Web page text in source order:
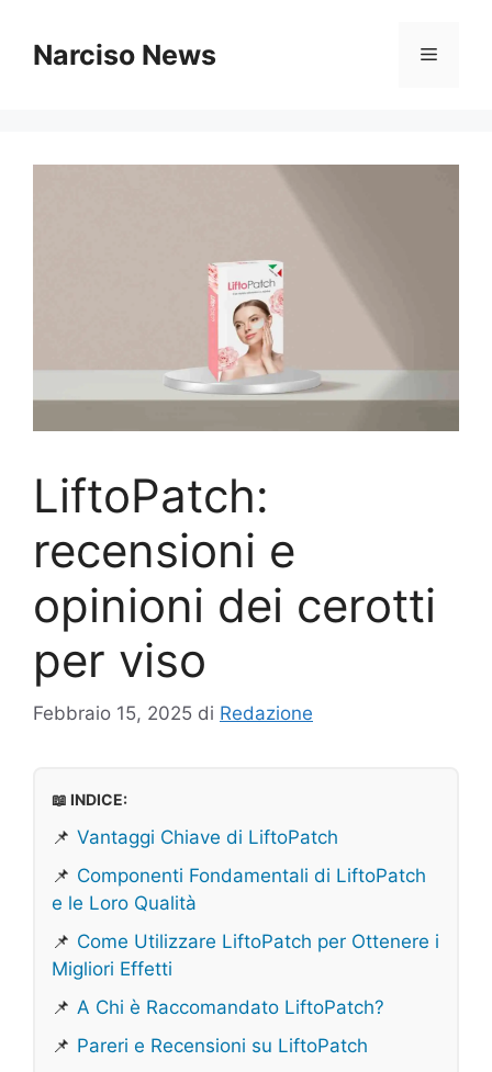
contenuto
Narciso News Menu
LiftoPatch:
recensioni e
opinioni dei cerotti
per viso
Febbraio 15, 2025 di Redazione
📖 INDICE:
📌 Vantaggi Chiave di LiftoPatch
📌 Componenti Fondamentali di LiftoPatch
e le Loro Qualità
📌 Come Utilizzare LiftoPatch per Ottenere i
Migliori Effetti
📌 A Chi è Raccomandato LiftoPatch?
📌 Pareri e Recensioni su LiftoPatch